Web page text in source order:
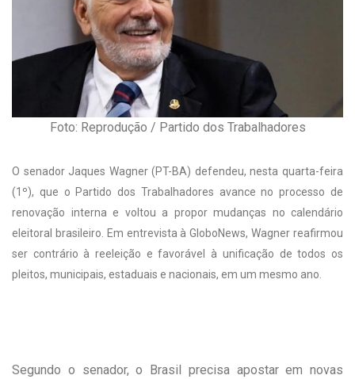
Foto: Reprodução / Partido dos Trabalhadores
O senador Jaques Wagner (PT-BA) defendeu, nesta quarta-feira
(1º), que o Partido dos Trabalhadores avance no processo de
renovação interna e voltou a propor mudanças no calendário
eleitoral brasileiro. Em entrevista à GloboNews, Wagner reafirmou
ser contrário à reeleição e favorável à unificação de todos os
pleitos, municipais, estaduais e nacionais, em um mesmo ano.
Segundo o senador, o Brasil precisa apostar em novas